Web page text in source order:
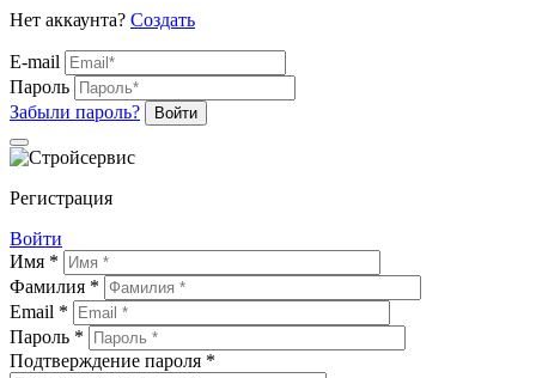
Нет аккаунта? Создать
E-mail
Пароль
Забыли пароль?
Войти
Регистрация
Войти
Имя *
Фамилия *
Email *
Пароль *
Подтверждение пароля *